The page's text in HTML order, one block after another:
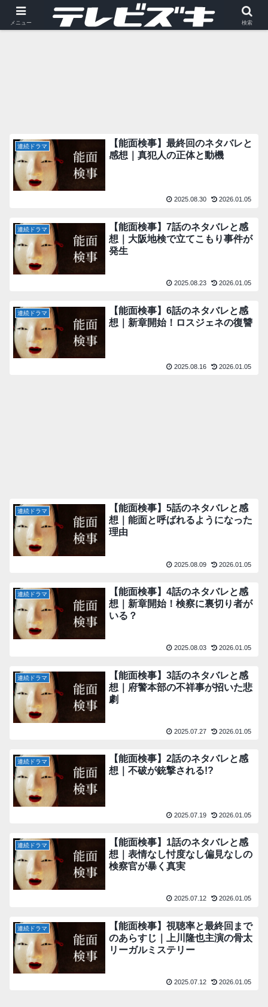
能面検事
連続ドラマ
【能面検事】最終回のネタバレと
感想｜真犯人の正体と動機
2025.08.30 2026.01.05
連続ドラマ
【能面検事】7話のネタバレと感
想｜大阪地検で立てこもり事件が
発生
2025.08.23 2026.01.05
連続ドラマ
【能面検事】6話のネタバレと感
想｜新章開始！ロスジェネの復讐
2025.08.16 2026.01.05
連続ドラマ
【能面検事】5話のネタバレと感
想｜能面と呼ばれるようになった
理由
2025.08.09 2026.01.05
連続ドラマ
【能面検事】4話のネタバレと感
想｜新章開始！検察に裏切り者が
いる？
2025.08.03 2026.01.05
連続ドラマ
【能面検事】3話のネタバレと感
想｜府警本部の不祥事が招いた悲
劇
2025.07.27 2026.01.05
連続ドラマ
【能面検事】2話のネタバレと感
想｜不破が銃撃される!?
2025.07.19 2026.01.05
連続ドラマ
【能面検事】1話のネタバレと感
想｜表情なし忖度なし偏見なしの
検察官が暴く真実
2025.07.12 2026.01.05
連続ドラマ
【能面検事】視聴率と最終回まで
のあらすじ｜上川隆也主演の骨太
リーガルミステリー
2025.07.12 2026.01.05
メニュー 検索